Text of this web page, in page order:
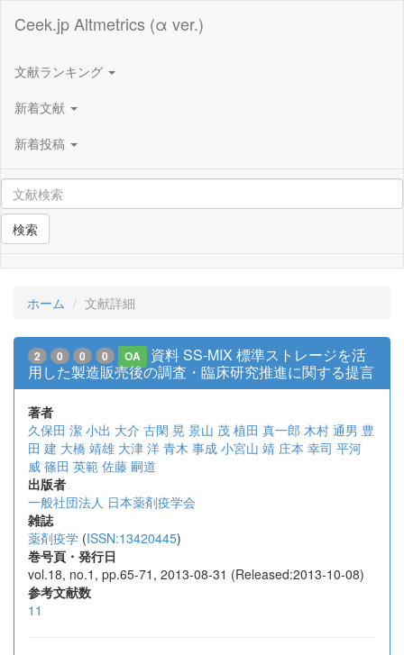
Ceek.jp Altmetrics (α ver.)
文献ランキング
新着文献
新着投稿
検索
ホーム 文献詳細
2 0 0 0 OA
資料 SS-MIX 標準ストレージを活
用した製造販売後の調査・臨床研究推進に関する提言
著者
久保田 潔 小出 大介 古閑 晃 景山 茂 植田 真一郎 木村 通男 豊
田 建 大橋 靖雄 大津 洋 青木 事成 小宮山 靖 庄本 幸司 平河
威 篠田 英範 佐藤 嗣道
出版者
一般社団法人 日本薬剤疫学会
雑誌
薬剤疫学 (ISSN:13420445)
巻号頁・発行日
vol.18, no.1, pp.65-71, 2013-08-31 (Released:2013-10-08)
参考文献数
11